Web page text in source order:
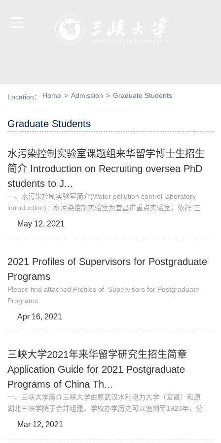
Location： Home > Admission > Graduate Students
Graduate Students
水污染控制实验室课题组来华留学博士生招生
简介 Introduction on Recruiting oversea PhD
students to J...
一、水污染控制实验室简介(Water pollution control laboratory
introduction)：水污染控制实验室为宜昌市重点实验室，依托“三
峡库区生态环境教育部工程研究中心”、“湖北省农田环境监测工
程技术研究中心”平台，实验室拥有香溪河野外科学观测站(共享
水质监测船)，三峡库区生态防护植被选育中试基地(三峡大学校
水、三峡总公司中华鲟研究所等建立了良好的合作关系。实...
May 12, 2021
2021 Profiles of Supervisors for Postgraduate
Programs
Please find attached Profiles of Supervisors for Postgraduate
Programs
Apr 16, 2021
三峡大学2021年来华留学研究生招生简章
Application Guide for 2021 Postgraduate
Programs of China Th...
一、三峡大学简介三峡大学由原武汉水利电力大学（宜昌）和原
湖北三峡学院于合并组建。学校办学历史可以追溯至1923年，分
别于1978年和1996年开始本科和研究生教育。学校具有博士学
Mar 12, 2021